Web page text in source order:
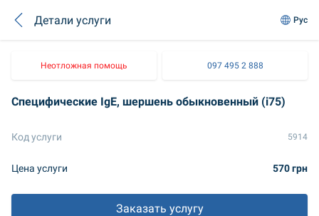
Детали услуги Рус
Неотложная помощь 097 495 2 888
Специфические IgE, шершень обыкновенный (i75)
Код услуги 5914
Цена услуги 570 грн
Заказать услугу